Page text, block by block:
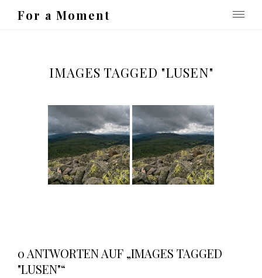
For a Moment
IMAGES TAGGED "LUSEN"
0 ANTWORTEN AUF „IMAGES TAGGED
"LUSEN"“